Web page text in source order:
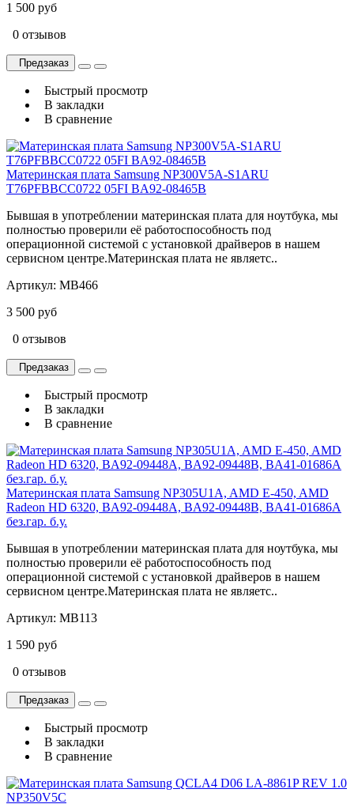
1 500 руб
0 отзывов
Предзаказ
Быстрый просмотр
В закладки
В сравнение
Материнская плата Samsung NP300V5A-S1ARU
T76PFBBCC0722 05FI BA92-08465B
Бывшая в употреблении материнская плата для ноутбука, мы
полностью проверили её работоспособность под
операционной системой с установкой драйверов в нашем
сервисном центре.Материнская плата не являетс..
Артикул: MB466
3 500 руб
0 отзывов
Предзаказ
Быстрый просмотр
В закладки
В сравнение
Материнская плата Samsung NP305U1A, AMD E-450, AMD
Radeon HD 6320, BA92-09448A, BA92-09448B, BA41-01686A
без.гар. б.у.
Бывшая в употреблении материнская плата для ноутбука, мы
полностью проверили её работоспособность под
операционной системой с установкой драйверов в нашем
сервисном центре.Материнская плата не являетс..
Артикул: MB113
1 590 руб
0 отзывов
Предзаказ
Быстрый просмотр
В закладки
В сравнение